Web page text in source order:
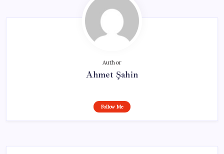
Author
Ahmet Şahin
Follow Me